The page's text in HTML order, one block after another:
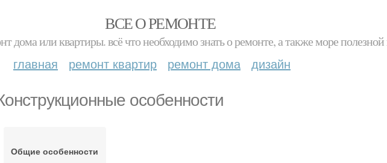
ВСЕ О РЕМОНТЕ
дома или квартиры. всё что необходимо знать о ремонте, а также море
главная ремонт квартир ремонт дома дизайн
особенности
Общие особенности